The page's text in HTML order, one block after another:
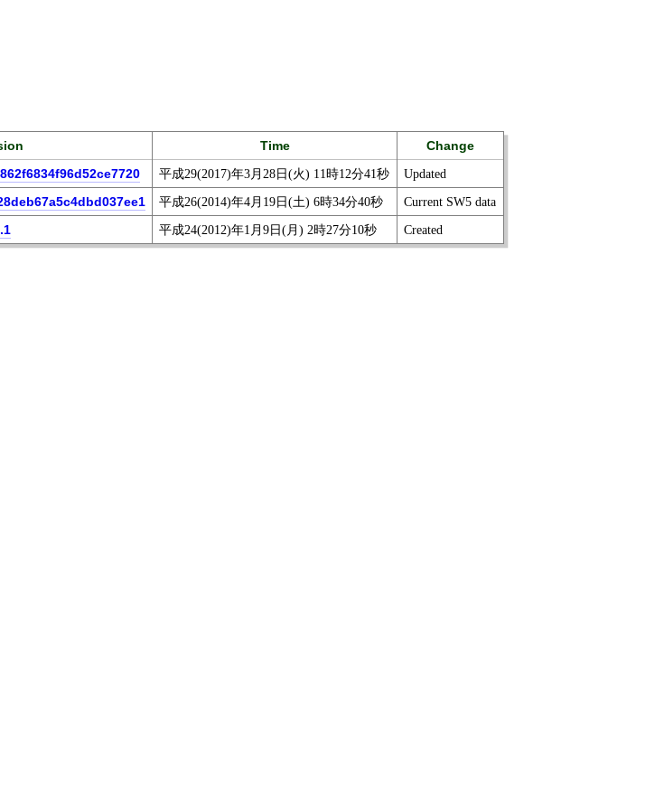
Time
Change
平成29(2017)年3月28日(火) 11時12分41秒
Updated
平成26(2014)年4月19日(土) 6時34分40秒
Current SW5 data
平成24(2012)年1月9日(月) 2時27分10秒 Created